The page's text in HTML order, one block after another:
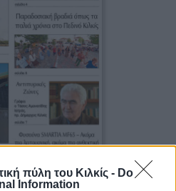
πύλη του Κιλκίς - Do
Information